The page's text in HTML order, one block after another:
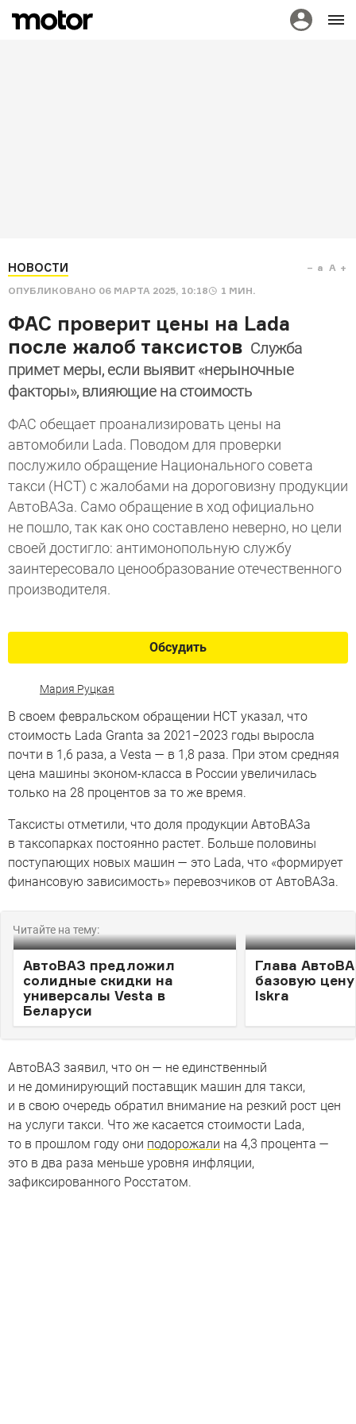
НОВОСТИ
ОПУБЛИКОВАНО 06 МАРТА 2025, 10:18 1 МИН.
a A
ФАС проверит цены на Lada
после жалоб таксистов Служба
примет меры, если выявит «нерыночные
факторы», влияющие на стоимость
ФАС обещает проанализировать цены на
автомобили Lada. Поводом для проверки
послужило обращение Национального совета
такси (НСТ) с жалобами на дороговизну продукции
АвтоВАЗа. Само обращение в ход официально
не пошло, так как оно составлено неверно, но цели
своей достигло: антимонопольную службу
заинтересовало ценообразование отечественного
производителя.
Обсудить
Мария Руцкая
В своем февральском обращении НСТ указал, что
стоимость Lada Granta за 2021−2023 годы выросла
почти в 1,6 раза, а Vesta — в 1,8 раза. При этом средняя
цена машины эконом-класса в России увеличилась
только на 28 процентов за то же время.
Таксисты отметили, что доля продукции АвтоВАЗа
в таксопарках постоянно растет. Больше половины
поступающих новых машин — это Lada, что «формирует
финансовую зависимость» перевозчиков от АвтоВАЗа.
Читайте на тему:
АвтоВАЗ предложил
солидные скидки на
универсалы Vesta в
Беларуси
Глава
базовую
Iskra
АвтоВАЗ заявил, что он — не единственный
и не доминирующий поставщик машин для такси,
и в свою очередь обратил внимание на резкий рост цен
на услуги такси. Что же касается стоимости Lada,
то в прошлом году они подорожали на 4,3 процента —
это в два раза меньше уровня инфляции,
зафиксированного Росстатом.